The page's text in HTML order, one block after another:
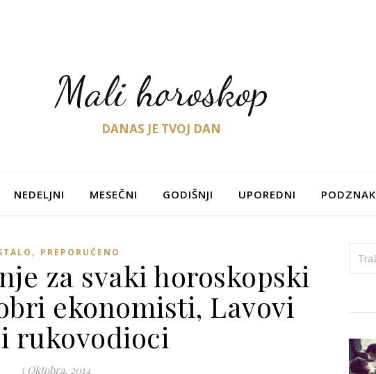
Mali horoskop
DANAS JE TVOJ DAN
NEDELJNI MESEČNI GODIŠNJI UPOREDNI PODZNAK
, PREPORUČENO
za svaki horoskopski
ekonomisti, Lavovi
rukovodioci
3 Oktobra, 2014